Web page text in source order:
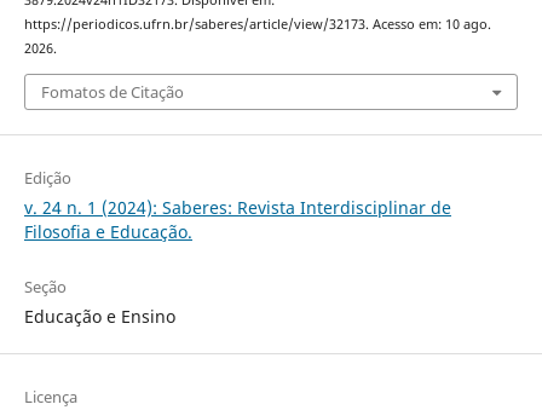
https://periodicos.ufrn.br/saberes/article/view/32173. Acesso em: 10 ago.
2026.
Fomatos de Citação
Edição
v. 24 n. 1 (2024): Saberes: Revista Interdisciplinar de
Filosofia e Educação.
Seção
Educação e Ensino
Licença